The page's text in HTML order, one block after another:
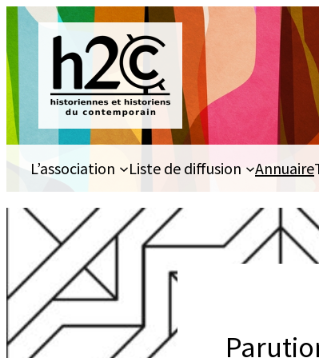
Aller
au
contenu
L’association Liste de diffusion Annuaire